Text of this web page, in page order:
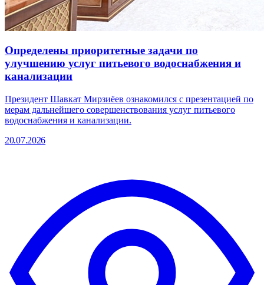
Определены приоритетные задачи по
улучшению услуг питьевого водоснабжения и
канализации
Президент Шавкат Мирзиёев ознакомился с презентацией по
мерам дальнейшего совершенствования услуг питьевого
водоснабжения и канализации.
20.07.2026